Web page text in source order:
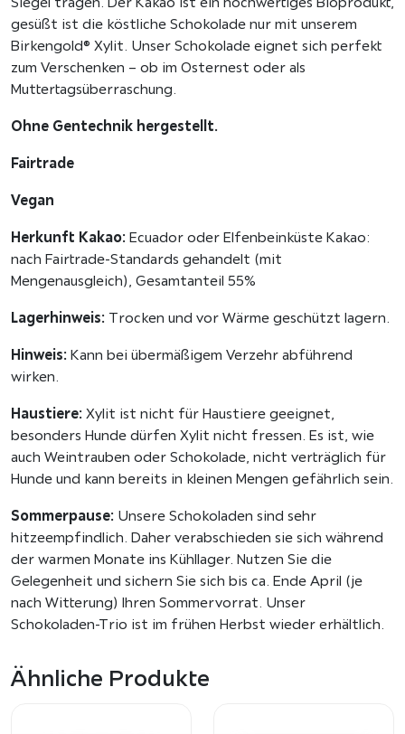
gesüßt ist die köstliche Schokolade nur mit unserem
Birkengold® Xylit. Unser Schokolade eignet sich perfekt
zum Verschenken – ob im Osternest oder als
Muttertagsüberraschung.
Ohne Gentechnik hergestellt.
Fairtrade
Vegan
Herkunft Kakao: Ecuador oder Elfenbeinküste Kakao:
nach Fairtrade-Standards gehandelt (mit
Mengenausgleich), Gesamtanteil 55%
Lagerhinweis: Trocken und vor Wärme geschützt lagern.
Hinweis: Kann bei übermäßigem Verzehr abführend
wirken.
Haustiere: Xylit ist nicht für Haustiere geeignet,
besonders Hunde dürfen Xylit nicht fressen. Es ist, wie
auch Weintrauben oder Schokolade, nicht verträglich für
Hunde und kann bereits in kleinen Mengen gefährlich sein.
Sommerpause: Unsere Schokoladen sind sehr
hitzeempfindlich. Daher verabschieden sie sich während
der warmen Monate ins Kühllager. Nutzen Sie die
Gelegenheit und sichern Sie sich bis ca. Ende April (je
nach Witterung) Ihren Sommervorrat. Unser
Schokoladen-Trio ist im frühen Herbst wieder erhältlich.
Ähnliche Produkte